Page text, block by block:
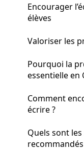
Encourager
élèves
Valoriser les
Pourquoi la
essentielle en
Comment
écrire ?
Quels sont